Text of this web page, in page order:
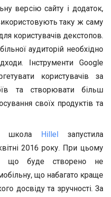
версію сайту і додаток,
таку ж саму
користувачів декстопов.
аудиторій необхідно
Інструменти Google
користувачів за
та створювати більш
своїх продуктів та
школа
Hillel
запустила
2016 року. При цьому
що буде створено не
що набагато краще
досвіду та зручності. За